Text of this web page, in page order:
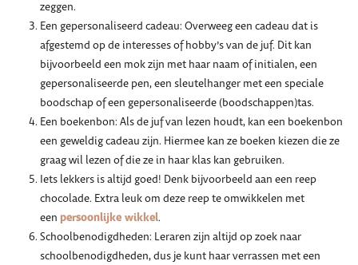
zeggen.
Een gepersonaliseerd cadeau: Overweeg een cadeau dat is
afgestemd op de interesses of hobby’s van de juf. Dit kan
bijvoorbeeld een mok zijn met haar naam of initialen, een
gepersonaliseerde pen, een sleutelhanger met een speciale
boodschap of een gepersonaliseerde (boodschappen)tas.
Een boekenbon: Als de juf van lezen houdt, kan een boekenbon
een geweldig cadeau zijn. Hiermee kan ze boeken kiezen die ze
graag wil lezen of die ze in haar klas kan gebruiken.
Iets lekkers is altijd goed! Denk bijvoorbeeld aan een reep
chocolade. Extra leuk om deze reep te omwikkelen met
een persoonlijke wikkel.
Schoolbenodigdheden: Leraren zijn altijd op zoek naar
schoolbenodigdheden, dus je kunt haar verrassen met een